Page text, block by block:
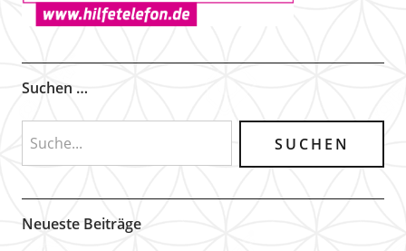
Suchen …
Neueste Beiträge